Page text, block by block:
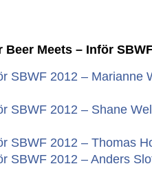
Meets – Inför
SBWF 2012 – Marianne
SBWF 2012 – Shane
SBWF 2012 – Thomas
SBWF 2012 – Anders